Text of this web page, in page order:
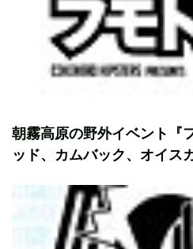
朝霧高原の野外イベント『
ッド、カムバック、オイス